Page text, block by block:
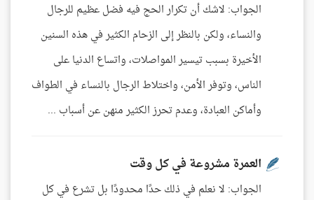
الجواب: لاشك أن تكرار الحج فيه فضل عظيم للرجال
والنساء، ولكن بالنظر إلى الزحام الكثير في هذه السنين
الأخيرة بسبب تيسير المواصلات، واتساع الدنيا على
الناس، وتوفر الأمن، واختلاط الرجال بالنساء في الطواف
وأماكن العبادة، وعدم تحرز الكثير منهن عن أسباب ...
العمرة مشروعة في كل وقت
الجواب: لا نعلم في ذلك حدًا محدودًا بل تشرع في كل